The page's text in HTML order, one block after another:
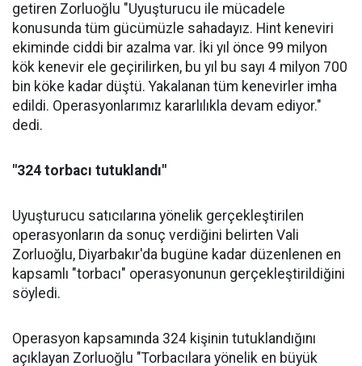
getiren Zorluoğlu "Uyuşturucu ile mücadele
konusunda tüm gücümüzle sahadayız. Hint keneviri
ekiminde ciddi bir azalma var. İki yıl önce 99 milyon
kök kenevir ele geçirilirken, bu yıl bu sayı 4 milyon 700
bin köke kadar düştü. Yakalanan tüm kenevirler imha
edildi. Operasyonlarımız kararlılıkla devam ediyor."
dedi.
"324 torbacı tutuklandı"
Uyuşturucu satıcılarına yönelik gerçekleştirilen
operasyonların da sonuç verdiğini belirten Vali
Zorluoğlu, Diyarbakır'da bugüne kadar düzenlenen en
kapsamlı "torbacı" operasyonunun gerçekleştirildiğini
söyledi.
Operasyon kapsamında 324 kişinin tutuklandığını
açıklayan Zorluoğlu "Torbacılara yönelik en büyük